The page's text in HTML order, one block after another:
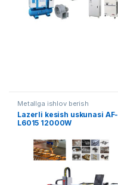
Metallga ishlov berish
Lazerli kesish uskunasi AF-
L6015 12000W